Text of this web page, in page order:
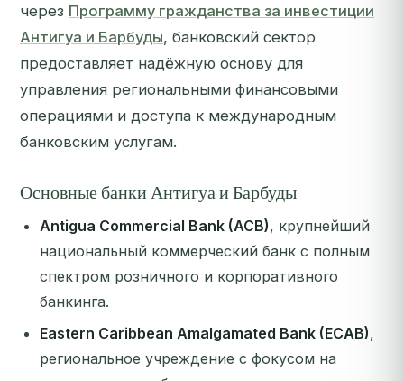
через Программу гражданства за инвестиции
Антигуа и Барбуды, банковский сектор
предоставляет надёжную основу для
управления региональными финансовыми
операциями и доступа к международным
банковским услугам.
Основные банки Антигуа и Барбуды
Antigua Commercial Bank (ACB), крупнейший
национальный коммерческий банк с полным
спектром розничного и корпоративного
банкинга.
Eastern Caribbean Amalgamated Bank (ECAB),
региональное учреждение с фокусом на